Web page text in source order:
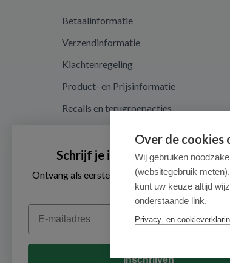
Betaalinformatie
Verzendinformatie
Klachtenregeling
Product- en Prijsinformatie
Recalls en terugroepacties
Privacy en cookieverklaring
Cookieverklaring
Over de cookies
Wij gebruiken
(websitegebruik
kunt uw keuze altijd
onderstaande link.
Privacy- en
Schrijf je in voor onze
Ontvang als eerste de beste aanbiedingen en
advies
Email
Inschrijven